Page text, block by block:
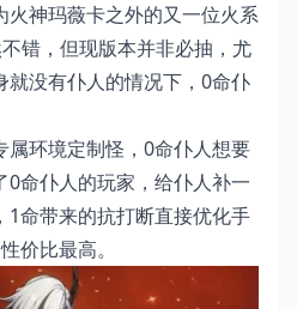
火神玛薇卡之外的又一位火系
错，但现版本并非必抽，尤
就没有仆人的情况下，0命仆
属环境定制怪，0命仆人想要
命仆人的玩家，给仆人补一
1命带来的抗打断直接优化手
价比最高。